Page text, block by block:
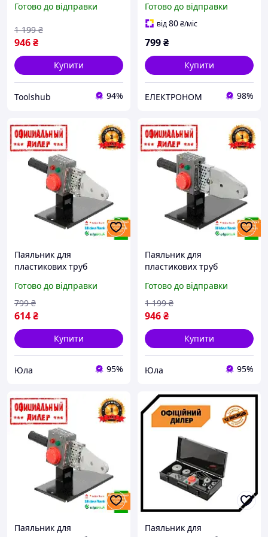
63 мм, ключ Intertool TSH
Готово до відправки
946₴
1 199 ₴
Купити
Toolshub 94%
мм + металевий кейс)
INTERTOOL [RT-2110]
Готово до відправки
від80₴/міс
799₴
Купити
ЕЛЕКТРОНОМ 98%
Паяльник для
пластикових труб
Готово до відправки
614₴
799 ₴
Купити
Юла 95%
Паяльник для
пластикових труб
Готово до відправки
946₴
1 199 ₴
Купити
Юла 95%
Паяльник для
Паяльник для